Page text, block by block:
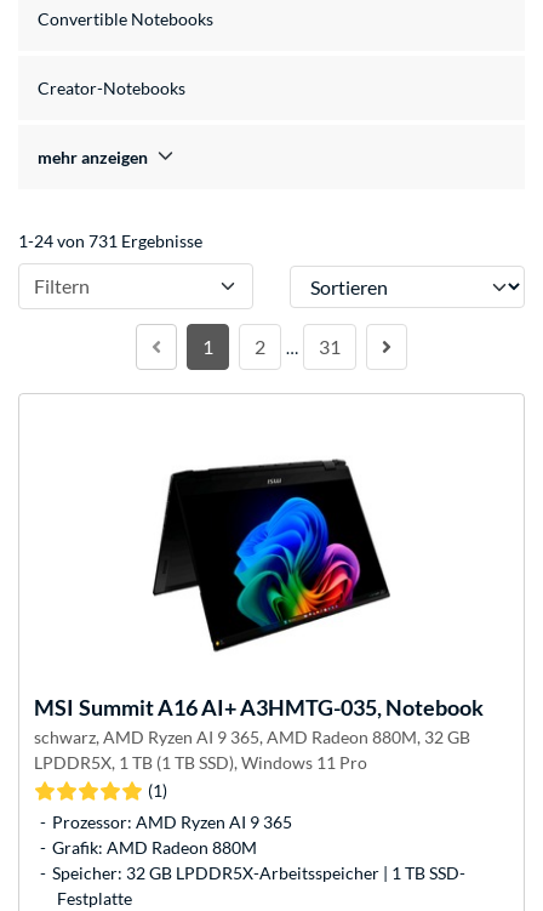
Convertible Notebooks
Creator-Notebooks
mehr anzeigen
1-24 von 731 Ergebnisse
Filtern Sortieren
1 2 … 31
MSI Summit A16 AI+ A3HMTG-035, Notebook
schwarz, AMD Ryzen AI 9 365, AMD Radeon 880M, 32 GB
LPDDR5X, 1 TB (1 TB SSD), Windows 11 Pro
(1)
Prozessor: AMD Ryzen AI 9 365
Grafik: AMD Radeon 880M
Speicher: 32 GB LPDDR5X-Arbeitsspeicher | 1 TB SSD-
Festplatte